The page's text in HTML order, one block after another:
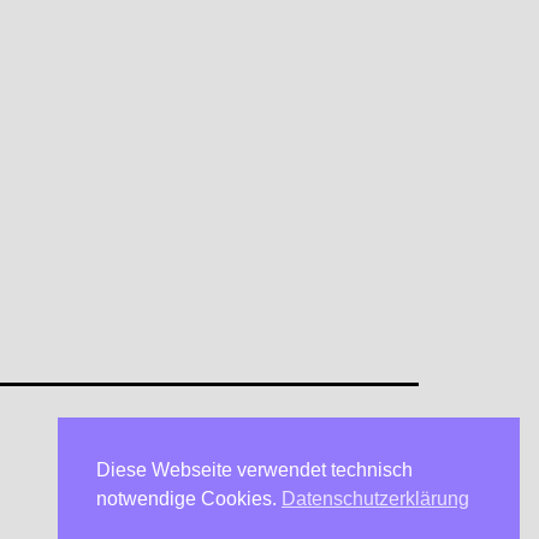
Datenschutzerklärung
Diese Webseite verwendet technisch
notwendige Cookies. Datenschutzerklärung